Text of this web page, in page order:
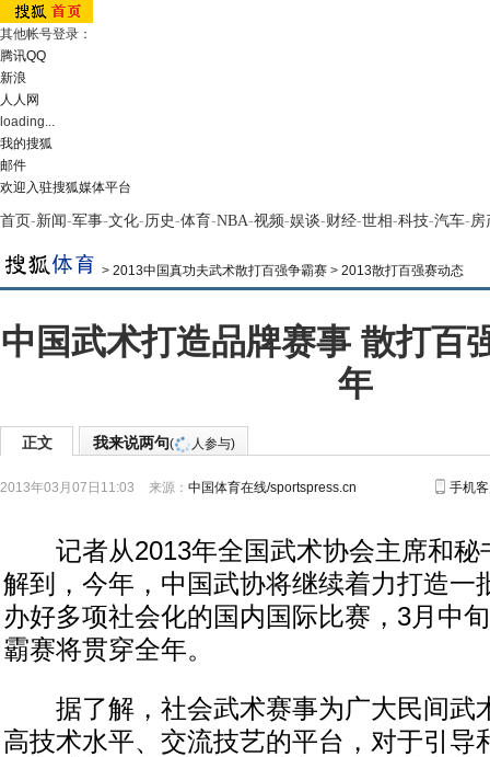
其他帐号登录：
腾讯QQ
新浪
人人网
loading...
我的搜狐
邮件
欢迎入驻搜狐媒体平台
首页-新闻-军事-文化-历史-体育-NBA-视频-娱谈-财经-世相-科技-汽车-房
> 2013中国真功夫武术散打百强争霸赛 > 2013散打百强赛动态
中国武术打造品牌赛事 散打百
年
正文 我来说两句( 人参与)
2013年03月07日11:03 来源： 中国体育在线/sportspress.cn 手机
记者从2013年全国武术协会主席和秘
解到，今年，中国武协将继续着力打造一
办好多项社会化的国内国际比赛，3月中
霸赛将贯穿全年。
据了解，社会武术赛事为广大民间武
高技术水平、交流技艺的平台，对于引导